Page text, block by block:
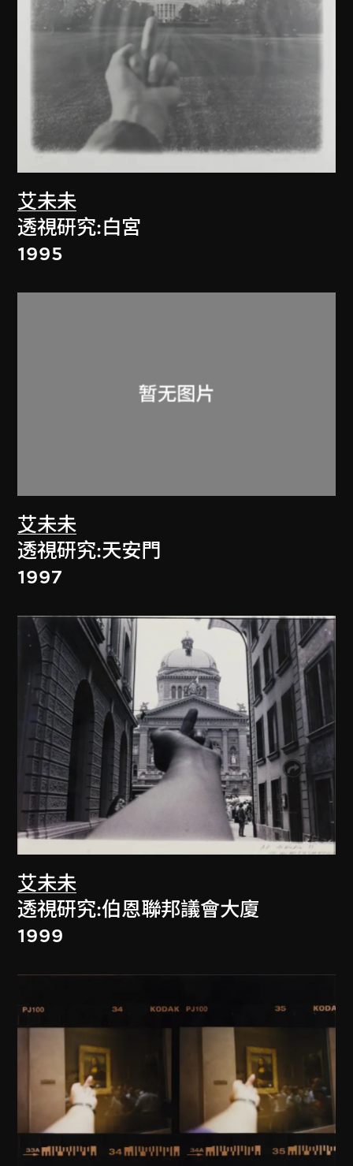
艾未未
透視研究:白宮
1995
艾未未
透視研究:天安門
1997
艾未未
透視研究:伯恩聯邦議會大廈
1999